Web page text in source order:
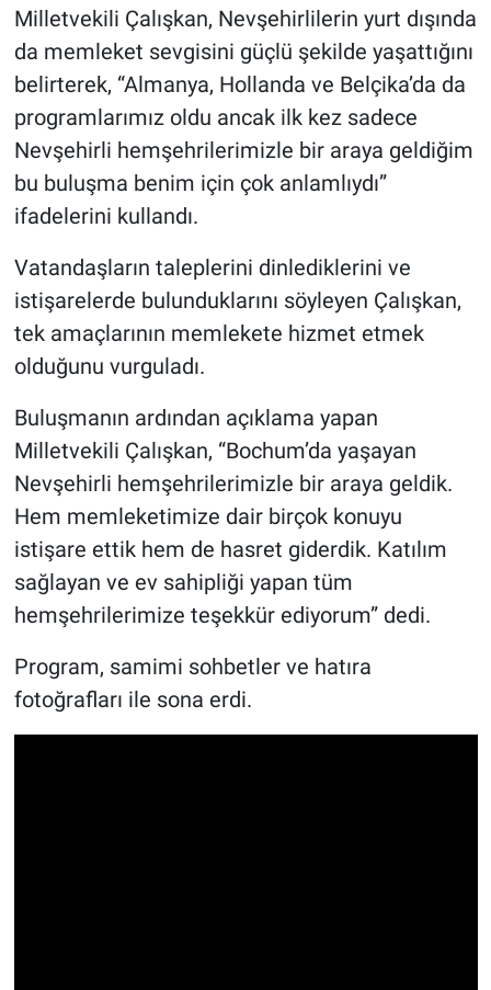
Milletvekili Çalışkan, Nevşehirlilerin yurt dışında
da memleket sevgisini güçlü şekilde yaşattığını
belirterek, “Almanya, Hollanda ve Belçika’da da
programlarımız oldu ancak ilk kez sadece
Nevşehirli hemşehrilerimizle bir araya geldiğim
bu buluşma benim için çok anlamlıydı”
ifadelerini kullandı.
Vatandaşların taleplerini dinlediklerini ve
istişarelerde bulunduklarını söyleyen Çalışkan,
tek amaçlarının memlekete hizmet etmek
olduğunu vurguladı.
Buluşmanın ardından açıklama yapan
Milletvekili Çalışkan, “Bochum’da yaşayan
Nevşehirli hemşehrilerimizle bir araya geldik.
Hem memleketimize dair birçok konuyu
istişare ettik hem de hasret giderdik. Katılım
sağlayan ve ev sahipliği yapan tüm
hemşehrilerimize teşekkür ediyorum” dedi.
Program, samimi sohbetler ve hatıra
fotoğrafları ile sona erdi.